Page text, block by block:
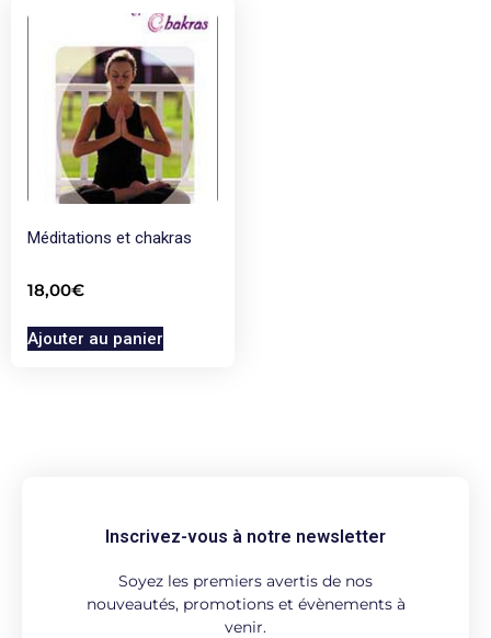
Méditations et chakras
18,00€
Ajouter au panier
Inscrivez-vous à notre newsletter
Soyez les premiers avertis de nos
nouveautés, promotions et évènements à
venir.